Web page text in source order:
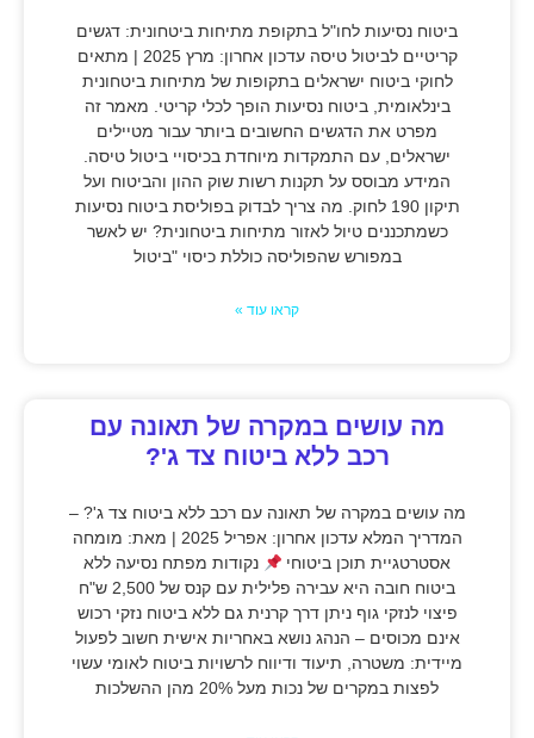
ביטוח נסיעות לחו"ל בתקופת מתיחות ביטחונית: דגשים
קריטיים לביטול טיסה עדכון אחרון: מרץ 2025 | מתאים
לחוקי ביטוח ישראלים בתקופות של מתיחות ביטחונית
בינלאומית, ביטוח נסיעות הופך לכלי קריטי. מאמר זה
מפרט את הדגשים החשובים ביותר עבור מטיילים
ישראלים, עם התמקדות מיוחדת בכיסויי ביטול טיסה.
המידע מבוסס על תקנות רשות שוק ההון והביטוח ועל
תיקון 190 לחוק. מה צריך לבדוק בפוליסת ביטוח נסיעות
כשמתכננים טיול לאזור מתיחות ביטחונית? יש לאשר
במפורש שהפוליסה כוללת כיסוי "ביטול
קראו עוד »
מה עושים במקרה של תאונה עם
רכב ללא ביטוח צד ג'?
מה עושים במקרה של תאונה עם רכב ללא ביטוח צד ג'? –
המדריך המלא עדכון אחרון: אפריל 2025 | מאת: מומחה
אסטרטגיית תוכן ביטוחי
נקודות מפתח נסיעה ללא
ביטוח חובה היא עבירה פלילית עם קנס של 2,500 ש"ח
פיצוי לנזקי גוף ניתן דרך קרנית גם ללא ביטוח נזקי רכוש
אינם מכוסים – הנהג נושא באחריות אישית חשוב לפעול
מיידית: משטרה, תיעוד ודיווח לרשויות ביטוח לאומי עשוי
לפצות במקרים של נכות מעל 20% מהן ההשלכות